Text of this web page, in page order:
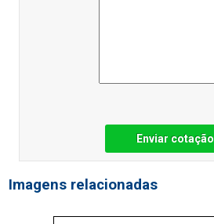
Enviar cotação
Imagens relacionadas